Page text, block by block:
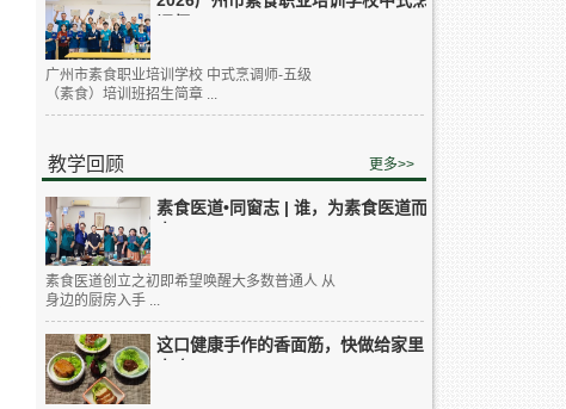
广州市素食职业培训学校 中式烹调师-五级
（素食）培训班招生简章 ...
教学回顾 更多>>
素食医道•同窗志 | 谁，为素食医道而
素食医道创立之初即希望唤醒大多数普通人 从
身边的厨房入手 ...
这口健康手作的香面筋，快做给家里